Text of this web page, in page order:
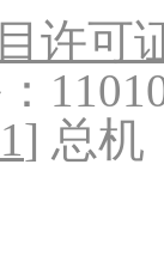
许可
] 总机